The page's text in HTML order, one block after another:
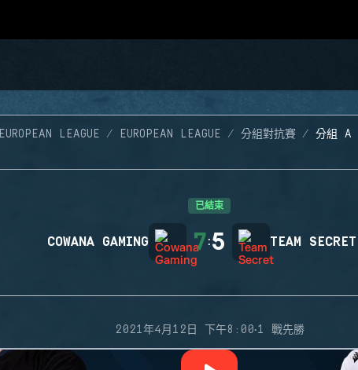
EUROPEAN LEAGUE EUROPEAN LEAGUE 分組對抗賽 分組 A
已結束
COWANA GAMING 7:5 TEAM SECRET
2021年4月12日 下午8:00·1 戰先勝